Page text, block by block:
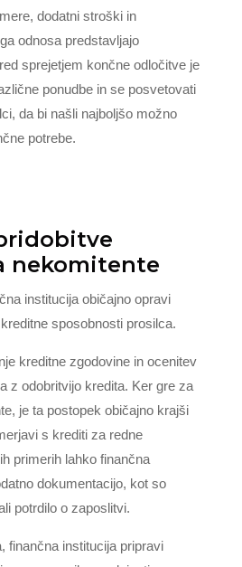
dodatni stroški in
odnosa predstavljajo
sprejetjem končne odločitve je
ponudbe in se posvetovati
da bi našli najboljšo možno
potrebe.
nekomitente
institucija običajno opravi
sposobnosti prosilca.
kreditne zgodovine in ocenitev
z odobritvijo kredita. Ker gre za
je ta postopek običajno krajši
s krediti za redne
primerih lahko finančna
dokumentacijo, kot so
potrdilo o zaposlitvi.
finančna institucija pripravi